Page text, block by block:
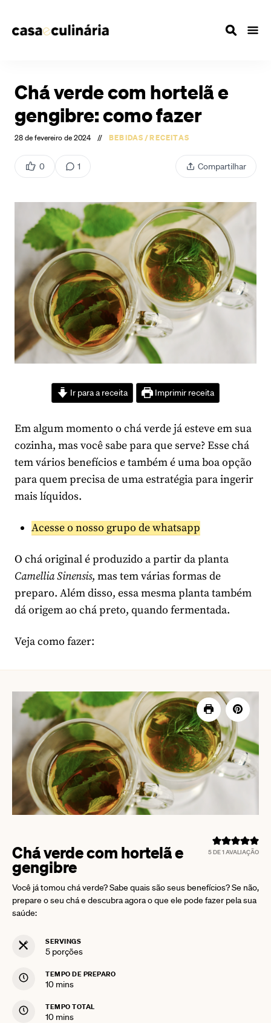
Chá verde com hortelã e
gengibre: como fazer
28 de fevereiro de 2024 // BEBIDAS/RECEITAS
0 1 Compartilhar
Ir para a receita Imprimir receita
Em algum momento o chá verde já esteve em sua
cozinha, mas você sabe para que serve? Esse chá
tem vários benefícios e também é uma boa opção
para quem precisa de uma estratégia para ingerir
mais líquidos.
Acesse o nosso grupo de whatsapp
O chá original é produzido a partir da planta
Camellia Sinensis, mas tem várias formas de
preparo. Além disso, essa mesma planta também
dá origem ao chá preto, quando fermentada.
Veja como fazer:
5DE 1 AVALIAÇÃO
Chá verde com hortelã e
gengibre
Você já tomou chá verde? Sabe quais são seus benefícios? Se não,
prepare o seu chá e descubra agora o que ele pode fazer pela sua
saúde:
SERVINGS
5 porções
TEMPO DE PREPARO
10minutes
mins
TEMPO TOTAL
10minutes
mins